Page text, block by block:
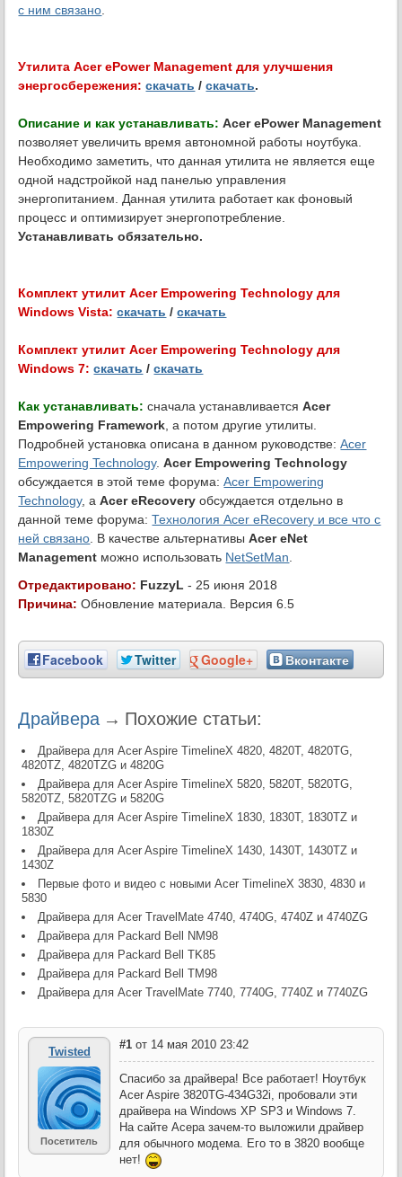
с ним связано
Утилита Acer ePower Management для улучшения
энергосбережения: скачать /скачать.
Описание и как устанавливать: Acer ePower Management
позволяет увеличить время автономной работы ноутбука.
Необходимо заметить, что данная утилита не является еще
одной надстройкой над панелью управления
энергопитанием. Данная утилита работает как фоновый
процесс и оптимизирует энергопотребление.
Устанавливать обязательно.
Комплект утилит Acer Empowering Technology для
Windows Vista: скачать /скачать
Комплект утилит Acer Empowering Technology для
Windows 7: скачать /скачать
Как устанавливать: сначала устанавливаетсяAcer
Empowering Framework , а потом другие утилиты.
Подробней установка описана в данном руководстве:Acer
Empowering Technology.Acer Empowering Technology
обсуждается в этой теме форума:Acer Empowering
Technology, аAcer eRecovery обсуждается отдельно в
данной теме форума:Технология Acer eRecovery и все что с
ней связано . В качестве альтернативыAcer eNet
Management можно использовать NetSetMan
Отредактировано: FuzzyL - 25 июня 2018
Причина: Обновление материала. Версия 6.5
Facebook Twitter Google+ Вконтакте
Драйвера → Похожие статьи:
Драйвера для Acer Aspire TimelineX 4820, 4820T, 4820TG,
4820TZ, 4820TZG и 4820G
Драйвера для Acer Aspire TimelineX 5820, 5820T, 5820TG,
5820TZ, 5820TZG и 5820G
Драйвера для Acer Aspire TimelineX 1830, 1830T, 1830TZ и
1830Z
Драйвера для Acer Aspire TimelineX 1430, 1430T, 1430TZ и
1430Z
Первые фото и видео с новыми Acer TimelineX 3830, 4830 и
5830
Драйвера для Acer TravelMate 4740, 4740G, 4740Z и 4740ZG
Драйвера для Packard Bell NM98
Драйвера для Packard Bell TK85
Драйвера для Packard Bell TM98
Драйвера для Acer TravelMate 7740, 7740G, 7740Z и 7740ZG
Twisted
Посетитель
#1 от 14 мая 2010 23:42
Спасибо за драйвера! Все работает! Ноутбук
Acer Aspire 3820TG-434G32i, пробовали эти
драйвера на Windows XP SP3 и Windows 7.
На сайте Асера зачем-то выложили драйвер
для обычного модема. Его то в 3820 вообще
нет!